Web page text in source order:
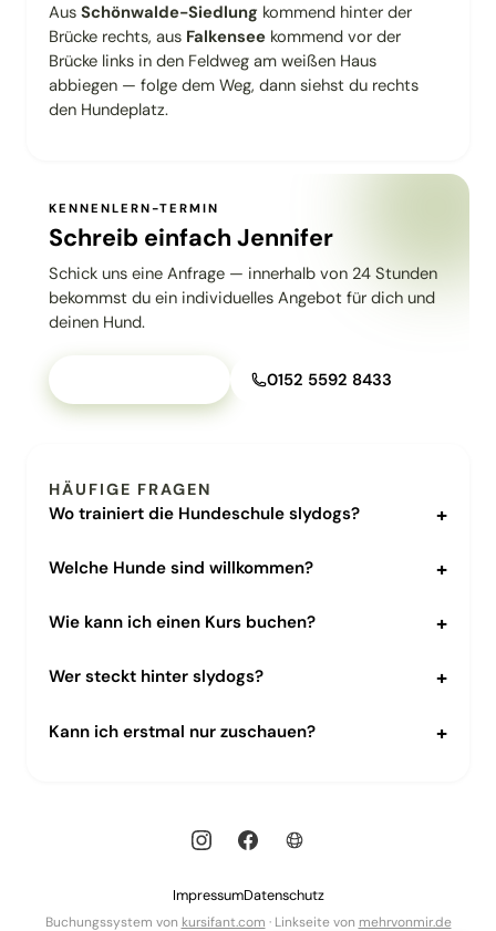
Aus Schönwalde-Siedlung kommend hinter der
Brücke rechts, aus Falkensee kommend vor der
Brücke links in den Feldweg am weißen Haus
abbiegen — folge dem Weg, dann siehst du rechts
den Hundeplatz.
KENNENLERN-TERMIN
Schreib einfach Jennifer
Schick uns eine Anfrage — innerhalb von 24 Stunden
bekommst du ein individuelles Angebot für dich und
deinen Hund.
0152 5592 8433
HÄUFIGE FRAGEN
Wo trainiert die Hundeschule slydogs?
Welche Hunde sind willkommen?
Wie kann ich einen Kurs buchen?
Wer steckt hinter slydogs?
Kann ich erstmal nur zuschauen?
ImpressumDatenschutz
Buchungssystem von kursifant.com · Linkseite von mehrvonmir.de